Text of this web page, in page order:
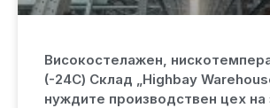
Високостелажен,
(-24С) Склад „Highbay
нуждите производствен цех на